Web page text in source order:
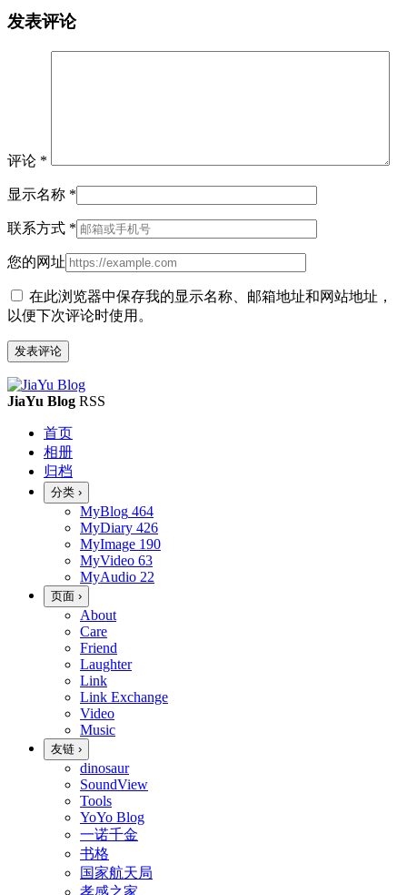
发表评论
评论 *
显示名称 *
联系方式 *
您的网址
在此浏览器中保存我的显示名称、邮箱地址和网站地址，
以便下次评论时使用。
JiaYu Blog RSS
首页
相册
归档
分类 ›
MyBlog 464
MyDiary 426
MyImage 190
MyVideo 63
MyAudio 22
页面 ›
About
Care
Friend
Laughter
Link
Link Exchange
Video
Music
友链 ›
dinosaur
SoundView
Tools
YoYo Blog
一诺千金
书格
国家航天局
孝感之家